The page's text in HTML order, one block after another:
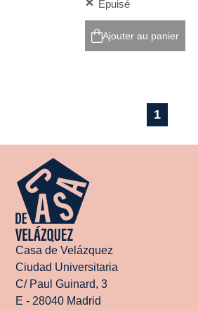
Épuisé
Ajouter au panier
1
Casa de Velázquez
Ciudad Universitaria
C/ Paul Guinard, 3
E - 28040 Madrid